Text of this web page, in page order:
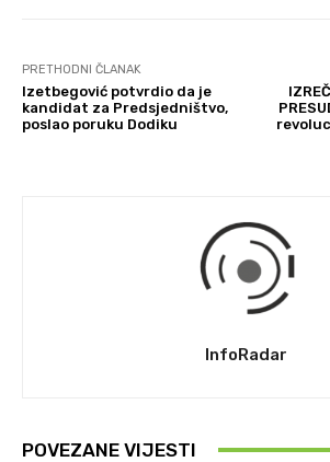
PRETHODNI ČLANAK
Izetbegović potvrdio da je
kandidat za Predsjedništvo,
poslao poruku Dodiku
InfoRadar
POVEZANE VIJESTI